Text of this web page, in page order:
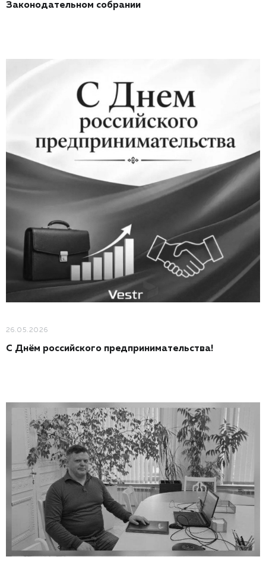
Законодательном собрании
26.05.2026
С Днём российского предпринимательства!